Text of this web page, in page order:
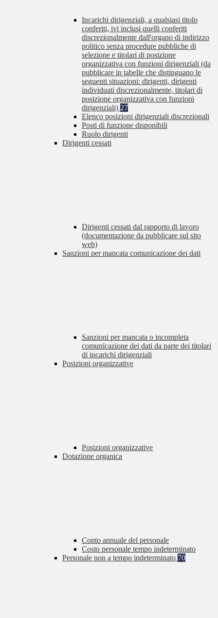
Incarichi dirigenziali, a qualsiasi titolo
conferiti, ivi inclusi quelli conferiti
discrezionalmente dall'organo di indirizzo
politico senza procedure pubbliche di
selezione e titolari di posizione
organizzativa con funzioni dirigenziali (da
pubblicare in tabelle che distinguano le
seguenti situazioni: dirigenti, dirigenti
individuati discrezionalmente, titolari di
posizione organizzativa con funzioni
dirigenziali) 27
Elenco posizioni dirigenziali discrezionali
Posti di funzione disponibili
Ruolo dirigenti
Dirigenti cessati
Dirigenti cessati dal rapporto di lavoro
(documentazione da pubblicare sul sito
web)
Sanzioni per mancata comunicazione dei dati
Sanzioni per mancata o incompleta
comunicazione dei dati da parte dei titolari
di incarichi dirigenziali
Posizioni organizzative
Posizioni organizzative
Dotazione organica
Conto annuale del personale
Costo personale tempo indeterminato
Personale non a tempo indeterminato 70